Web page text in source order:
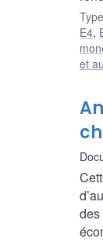
E4,
et
des